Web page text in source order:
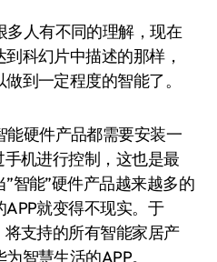
多人有不同的理解，现在
科幻片中描述的那样，
到一定程度的智能了。
能硬件产品都需要安装一
机进行控制，这也是最
智能”硬件产品越来越多的
就变得不现实。于
支持的所有智能家居产
智慧生活的APP。